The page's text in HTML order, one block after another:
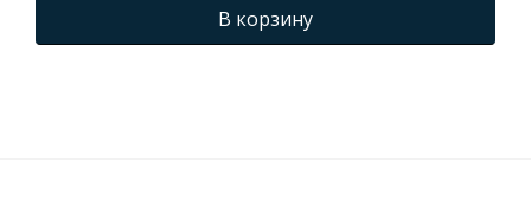
В корзину